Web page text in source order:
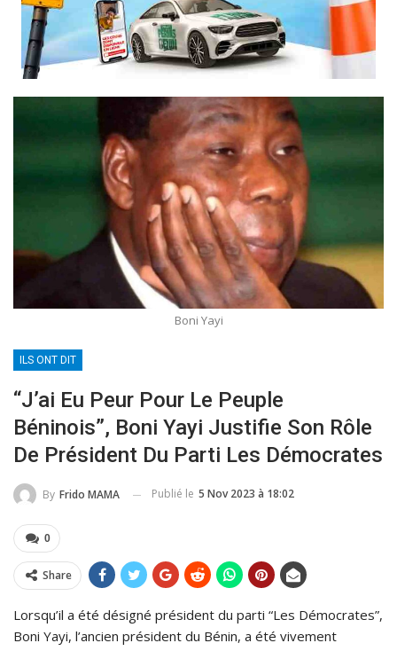
Boni Yayi
ILS ONT DIT
“J’ai Eu Peur Pour Le Peuple
Béninois”, Boni Yayi Justifie Son Rôle
De Président Du Parti Les Démocrates
By Frido MAMA Publié le 5 Nov 2023 à 18:02
0
Share
Lorsqu’il a été désigné président du parti “Les Démocrates”,
Boni Yayi, l’ancien président du Bénin, a été vivement